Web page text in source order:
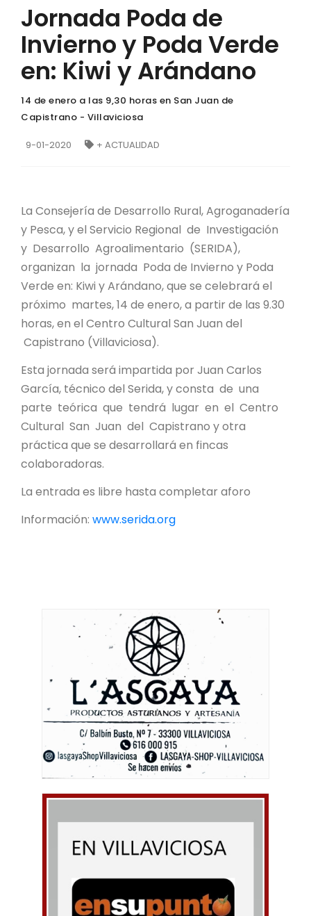
Jornada Poda de
Invierno y Poda Verde
en: Kiwi y Arándano
14 de enero a las 9,30 horas en San Juan de
Capistrano - Villaviciosa
9-01-2020 + ACTUALIDAD
La Consejería de Desarrollo Rural, Agroganadería
y Pesca, y el Servicio Regional de Investigación
y Desarrollo Agroalimentario (SERIDA),
organizan la jornada Poda de Invierno y Poda
Verde en: Kiwi y Arándano, que se celebrará el
próximo martes, 14 de enero, a partir de las 9.30
horas, en el Centro Cultural San Juan del
Capistrano (Villaviciosa).
Esta jornada será impartida por Juan Carlos
García, técnico del Serida, y consta de una
parte teórica que tendrá lugar en el Centro
Cultural San Juan del Capistrano y otra
práctica que se desarrollará en fincas
colaboradoras.
La entrada es libre hasta completar aforo
Información: www.serida.org